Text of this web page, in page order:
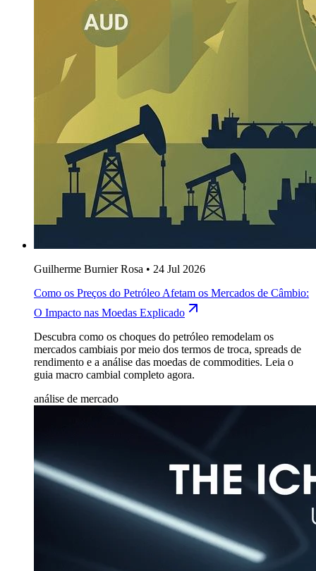
Guilherme Burnier Rosa • 24 Jul 2026
Como os Preços do Petróleo Afetam os Mercados de Câmbio:
O Impacto nas Moedas Explicado
Descubra como os choques do petróleo remodelam os
mercados cambiais por meio dos termos de troca, spreads de
rendimento e a análise das moedas de commodities. Leia o
guia macro cambial completo agora.
análise de mercado